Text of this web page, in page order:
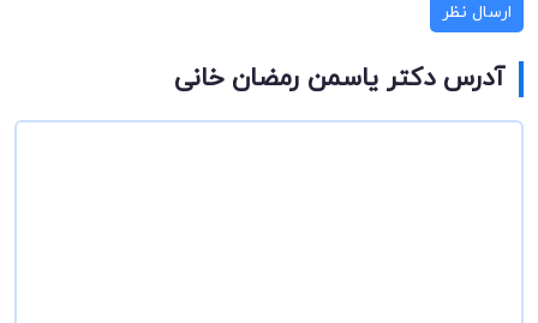
ارسال نظر
آدرس دکتر یاسمن رمضان خانی